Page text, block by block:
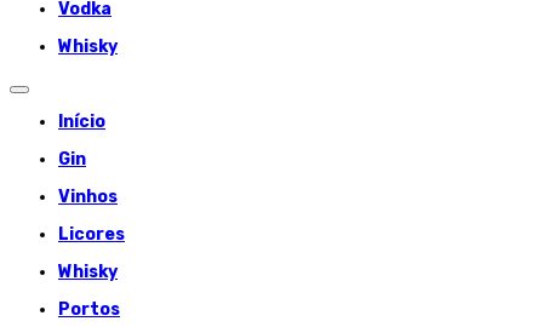
Vodka
Whisky
Início
Gin
Vinhos
Licores
Whisky
Portos